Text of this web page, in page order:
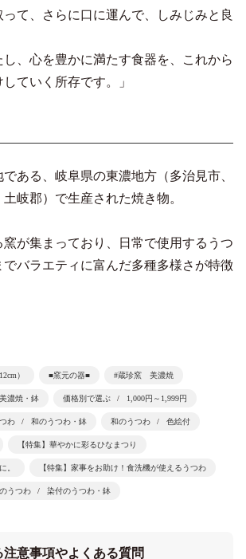
って、さらに口に運んで、しみじみと良
し、心を豊かに満たす食器を、これから
ていく所存です。」
ある、岐阜県の東濃地方（多治見市、
岐郡）で生産された焼き物。
が集まっており、日常で使用するうつ
でバラエティに富んだ多種多様さが特徴
） ■窯元の器■ #蔵珍窯 美濃焼
美濃焼・鉢 価格別で選ぶ 1,000円～1,999円
わ 和のうつわ・鉢 和のうつわ 色絵付
【特集】華やかに彩るひなまつり
。 【特集】家事をお助け！食洗機が使えるうつわ
うつわ 染付のうつわ・鉢
注意事項やよくある質問